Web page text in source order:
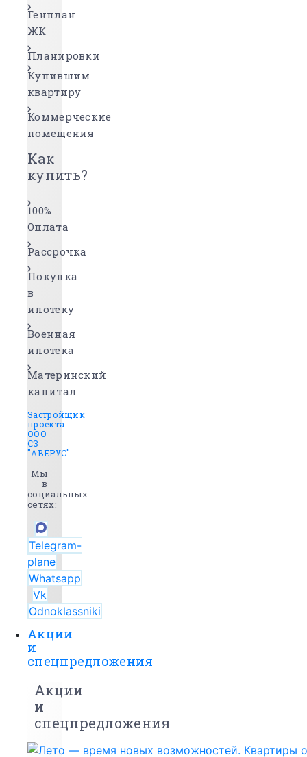
Генплан
ЖК
Планировки
Купившим
квартиру
Коммерческие
помещения
Как
купить?
100%
Оплата
Рассрочка
Покупка
в
ипотеку
Военная
ипотека
Материнский
капитал
Застройщик
проекта
ООО
СЗ
"АВЕРУС"
Мы
в
социальных
сетях:
Telegram-
plane
Whatsapp
Vk
Odnoklassniki
Акции
и
спецпредложения
Акции
и
спецпредложения